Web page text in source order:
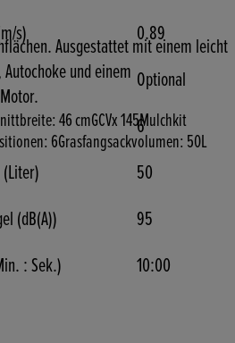
s)
0.89
Optional
6
50
(dB(A))
95
: Sek.)
10:00
Ausgestattet mit einem leicht
und einem
46 cmGCVx 145Mulchkit
6Grasfangsackvolumen: 50L